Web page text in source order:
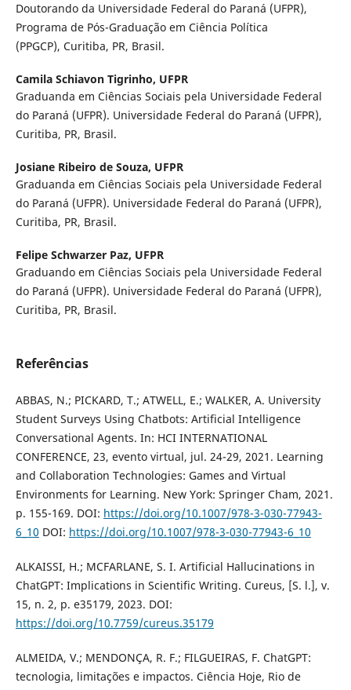
Doutorando da Universidade Federal do Paraná (UFPR),
Programa de Pós-Graduação em Ciência Política
(PPGCP), Curitiba, PR, Brasil.
Camila Schiavon Tigrinho, UFPR
Graduanda em Ciências Sociais pela Universidade Federal
do Paraná (UFPR). Universidade Federal do Paraná (UFPR),
Curitiba, PR, Brasil.
Josiane Ribeiro de Souza, UFPR
Graduanda em Ciências Sociais pela Universidade Federal
do Paraná (UFPR). Universidade Federal do Paraná (UFPR),
Curitiba, PR, Brasil.
Felipe Schwarzer Paz, UFPR
Graduando em Ciências Sociais pela Universidade Federal
do Paraná (UFPR). Universidade Federal do Paraná (UFPR),
Curitiba, PR, Brasil.
Referências
ABBAS, N.; PICKARD, T.; ATWELL, E.; WALKER, A. University
Student Surveys Using Chatbots: Artificial Intelligence
Conversational Agents. In: HCI INTERNATIONAL
CONFERENCE, 23, evento virtual, jul. 24-29, 2021. Learning
and Collaboration Technologies: Games and Virtual
Environments for Learning. New York: Springer Cham, 2021.
p. 155-169. DOI: https://doi.org/10.1007/978-3-030-77943-
6_10 DOI: https://doi.org/10.1007/978-3-030-77943-6_10
ALKAISSI, H.; MCFARLANE, S. I. Artificial Hallucinations in
ChatGPT: Implications in Scientific Writing. Cureus, [S. l.], v.
15, n. 2, p. e35179, 2023. DOI:
https://doi.org/10.7759/cureus.35179
ALMEIDA, V.; MENDONÇA, R. F.; FILGUEIRAS, F. ChatGPT:
tecnologia, limitações e impactos. Ciência Hoje, Rio de